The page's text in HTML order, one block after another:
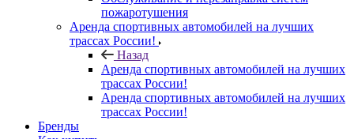
пожаротушения
Аренда спортивных автомобилей на лучших
трассах России!
Назад
Аренда спортивных автомобилей на лучших
трассах России!
Аренда спортивных автомобилей на лучших
трассах России!
Бренды